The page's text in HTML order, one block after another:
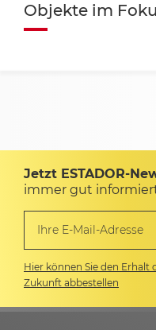
Objekte im
Jetzt ESTADOR-
immer gut
Hier können Sie den
Zukunft abbestellen